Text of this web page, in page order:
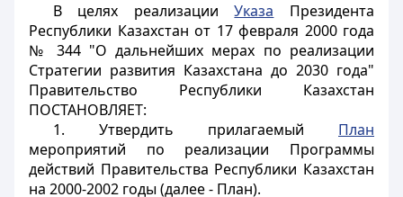
В целях реализацииУказа Президента
Республики Казахстан от 17 февраля 2000 года
№ 344 "О дальнейших мерах по реализации
Стратегии развития Казахстана до 2030 года"
Правительство Республики Казахстан
ПОСТАНОВЛЯЕТ:
1. Утвердить прилагаемый План
мероприятий по реализации Программы
действий Правительства Республики Казахстан
на 2000-2002 годы (далее - План).